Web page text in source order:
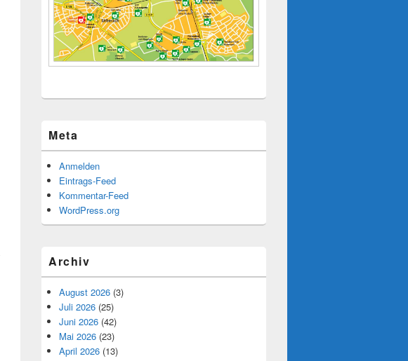
Meta
Anmelden
Eintrags-Feed
Kommentar-Feed
WordPress.org
Archiv
August 2026 (3)
Juli 2026 (25)
Juni 2026 (42)
Mai 2026 (23)
April 2026 (13)